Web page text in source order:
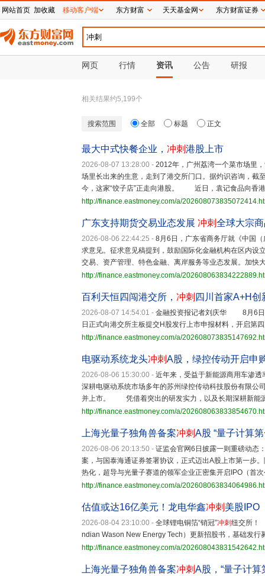
网页 行情 资讯 公告 研报
相关结果约5,199个
搜索范围 全部 标题 正文
最大中式快餐企业， 冲刺港股上市
2026-08-07 13:28:00 - 2012年，广州荔湾一个菜市场
场里长出来的生意，走到了港交所门口。据灼识咨询，截
今，这家“饺子店”正走向港股。 近日，袁记食品向香
http://finance.eastmoney.com/a/
广东支持期货交易业态发展 冲刺全球大宗
2026-08-06 22:44:25 - 8月6日，广东省商务厅就《中国
求意见。征求意见稿提到，鼓励国际化金融机构在区内设
交易、资产管理、特色金融、离岸服务等业态发展。加快
http://finance.eastmoney.com/a/
百利天恒四闯港交所， 冲刺 四川首家A+H创
2026-08-07 14:54:01 - 金融投资报记者刘庆华 8月6日
日正式向港交所主板提交H股发行上市申报材料，开启第
http://finance.eastmoney.com/a/
电驱动系统龙头冲刺A股，绿控传动开启申
2026-08-06 15:30:00 - 近年来，受益于新能源商用车渗
深耕电驱动系统市场多年的苏州绿控传动科技股份有限公
并上市。 凭借着突出的研发实力，以及长期深耕新能
http://finance.eastmoney.com/a/
上海光量子独角兽备案冲刺A股 “量子计算
2026-08-06 20:13:50 - 证监会官网6日披露一则重磅动态
案，与国泰海通证券签署协议，正式迈出A股上市第一步
热化，超导与光量子赛道的领军企业正密集开启IPO（首
http://finance.eastmoney.com/a/
估值或达16亿美元！龙电华鑫冲刺 美股IPO
2026-08-04 23:10:00 - 全球锂电铜箔“销冠”冲刺纽交所！
ndian Wason New Energy Tech）更新招股书，基础发行
http://finance.eastmoney.com/a/
上海光量子独角兽备案冲刺A股，“量子计算
网站首页 加收藏 移动客户端 东方财富 天天基金网 东方财富证券